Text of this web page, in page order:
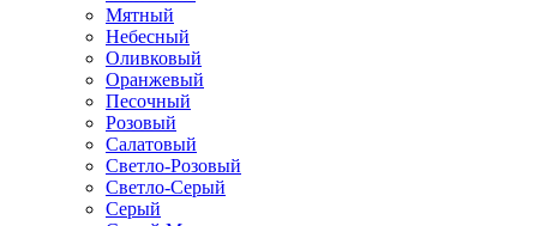
Мятный
Небесный
Оливковый
Оранжевый
Песочный
Розовый
Салатовый
Светло-Розовый
Светло-Серый
Серый